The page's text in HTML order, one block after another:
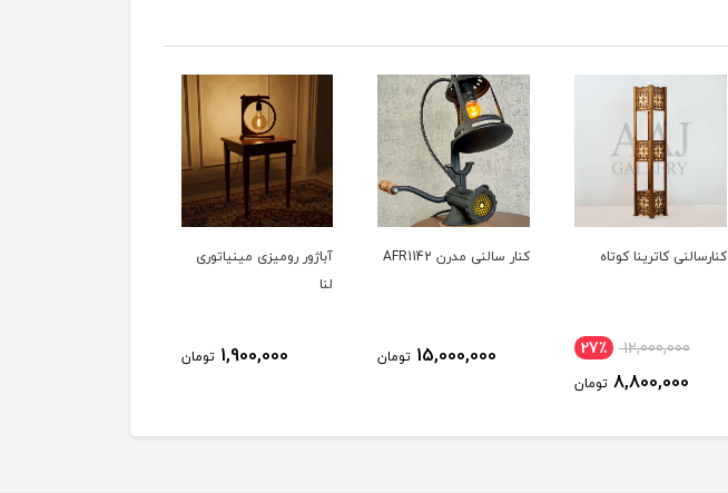
کنارسالنی کاترینا کوتاه
12,000,000 27٪
8,800,000 تومان
کنار سالنی مدرن AFR1142
15,000,000 تومان
آباژور رومیزی مینیاتوری
لنا
1,900,000 تومان